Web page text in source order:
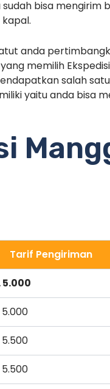
sudah bisa mengirim
anda
memilih
salah
yaitu anda bisa
Tarif Pengiriman
5.000
5.000
5.500
5.500